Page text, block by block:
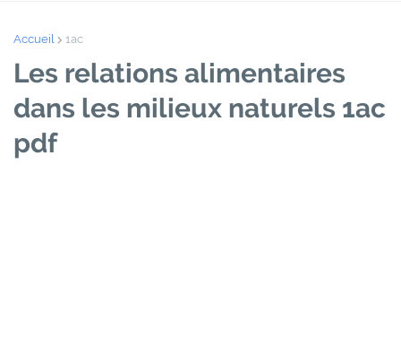
Accueil 1ac
Les relations alimentaires
dans les milieux naturels 1ac
pdf